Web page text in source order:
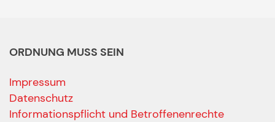
ORDNUNG MUSS SEIN
Impressum
Datenschutz
Informationspflicht und Betroffenenrechte